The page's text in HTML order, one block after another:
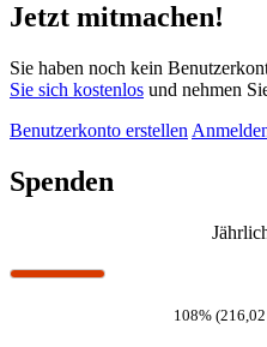
Jetzt mitmachen!
Sie haben noch kein
Sie sich kostenlos und nehmen
Benutzerkonto erstellen
Spenden
108%